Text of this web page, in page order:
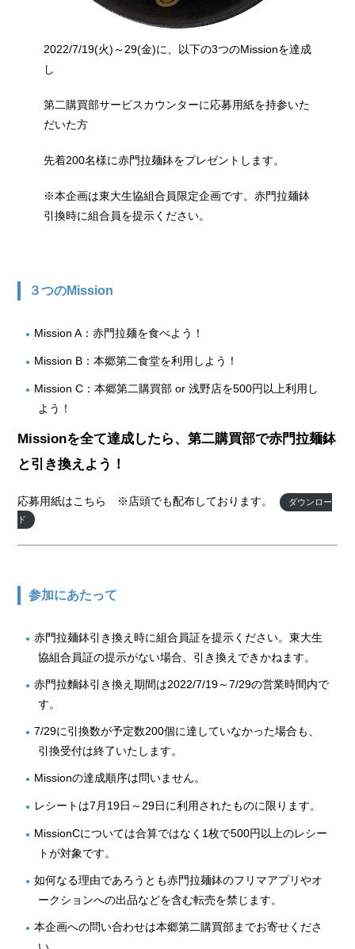
2022/7/19(火)～29(金)に、以下の3つのMissionを達成
し
第二購買部サービスカウンターに応募用紙を持参いた
だいた方
先着200名様に赤門拉麺鉢をプレゼントします。
※本企画は東大生協組合員限定企画です。赤門拉麺鉢
引換時に組合員を提示ください。
３つのMission
Mission A：赤門拉麺を食べよう！
Mission B：本郷第二食堂を利用しよう！
Mission C：本郷第二購買部 or 浅野店を500円以上利用し
よう！
Missionを全て達成したら、第二購買部で赤門拉麺鉢
と引き換えよう！
応募用紙はこちら ※店頭でも配布しております。
ダウンロー
ド
参加にあたって
赤門拉麺鉢引き換え時に組合員証を提示ください。東大生
協組合員証の提示がない場合、引き換えできかねます。
赤門拉麵鉢引き換え期間は2022/7/19～7/29の営業時間内で
す。
7/29に引換数が予定数200個に達していなかった場合も、
引換受付は終了いたします。
Missionの達成順序は問いません。
レシートは7月19日～29日に利用されたものに限ります。
MissionCについては合算ではなく1枚で500円以上のレシー
トが対象です。
如何なる理由であろうとも赤門拉麺鉢のフリマアプリやオ
ークションへの出品などを含む転売を禁じます。
本企画への問い合わせは本郷第二購買部までお寄せくださ